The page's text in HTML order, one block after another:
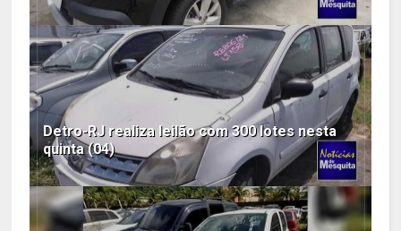
Detro-RJ realiza leilão com 300 lotes nesta
quinta (04)